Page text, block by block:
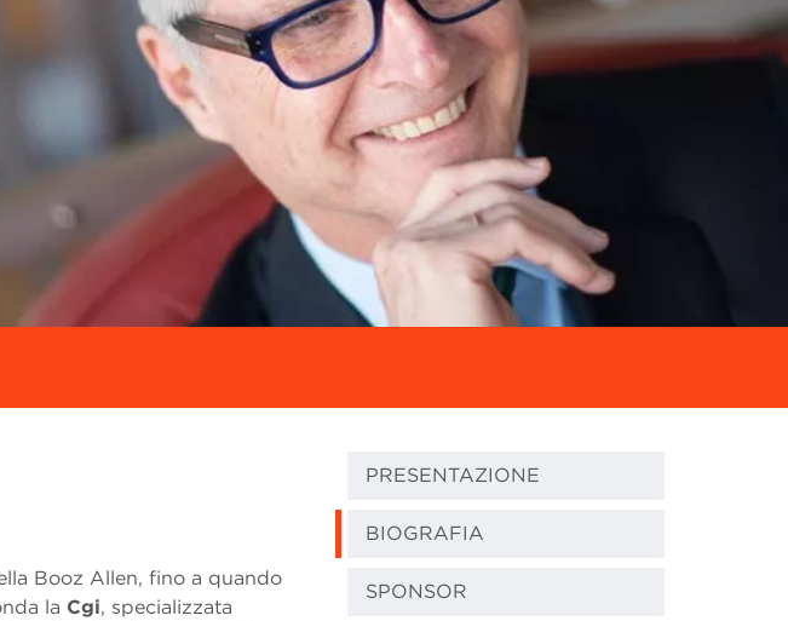
Booz Allen, fino a quando
la Cgi, specializzata
PRESENTAZIONE
BIOGRAFIA
SPONSOR